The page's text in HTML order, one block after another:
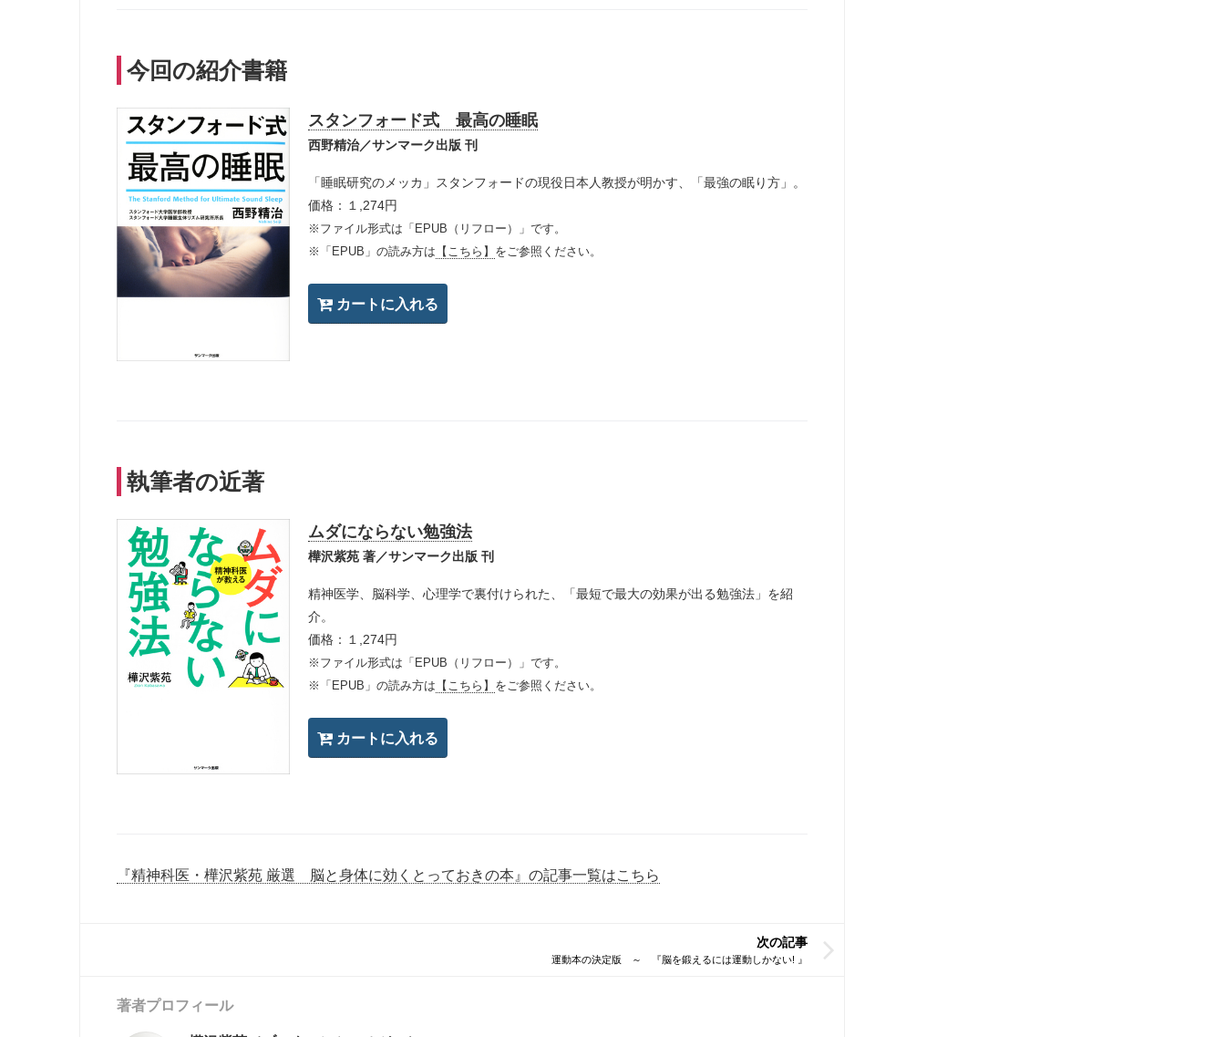
今回の紹介書籍
スタンフォード式 最高の睡眠
西野精治／サンマーク出版 刊
「睡眠研究のメッカ」スタンフォードの現役日本人教授が明かす、「最強の眠り方」。
価格：１,274円
※ファイル形式は「EPUB（リフロー）」です。
※「EPUB」の読み方は 【こちら】 をご参照ください。
執筆者の近著
ムダにならない勉強法
樺沢紫苑 著／サンマーク出版 刊
精神医学、脳科学、心理学で裏付けられた、「最短で最大の効果が出る勉強法」を紹
介。
価格：１,274円
※ファイル形式は「EPUB（リフロー）」です。
※「EPUB」の読み方は 【こちら】 をご参照ください。
『精神科医・樺沢紫苑 厳選 脳と身体に効くとっておきの本』の記事一覧はこちら
次の記事
著者プロフィール